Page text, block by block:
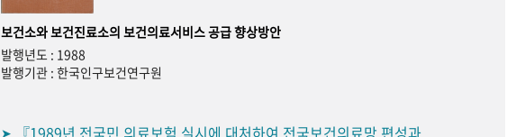
보건소와 보건진료소의 보건의료서비스 공급 향상방안
발행년도 : 1988
발행기관 : 한국인구보건연구원
➤